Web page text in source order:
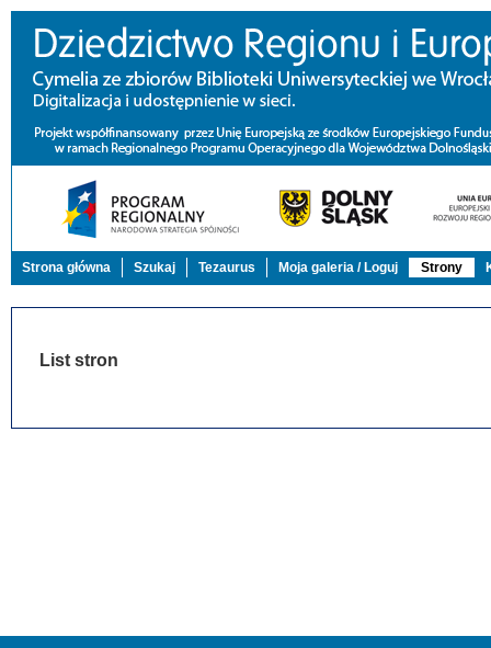
Strona główna Szukaj Tezaurus Moja galeria / Loguj Strony
List stron